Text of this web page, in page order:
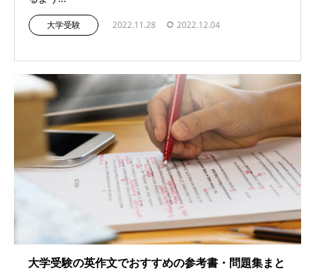
大学受験 2022.11.28 2022.12.04
大学受験の英作文でおすすめの参考書・問題集まと